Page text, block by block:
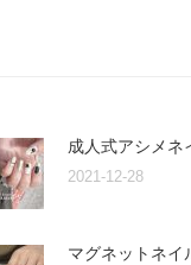
成人式アシメネ
2021-12-28
マグネットネイ